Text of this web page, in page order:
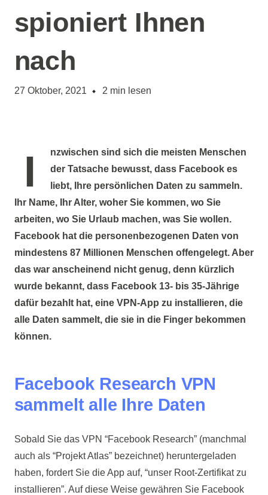
spioniert Ihnen
nach
27 Oktober, 2021 2 min lesen
Inzwischen sind sich die meisten Menschen
der Tatsache bewusst, dass Facebook es
liebt, Ihre persönlichen Daten zu sammeln.
Ihr Name, Ihr Alter, woher Sie kommen, wo Sie
arbeiten, wo Sie Urlaub machen, was Sie wollen.
Facebook hat die personenbezogenen Daten von
mindestens 87 Millionen Menschen offengelegt. Aber
das war anscheinend nicht genug, denn kürzlich
wurde bekannt, dass Facebook 13- bis 35-Jährige
dafür bezahlt hat, eine VPN-App zu installieren, die
alle Daten sammelt, die sie in die Finger bekommen
können.
Facebook Research VPN
sammelt alle Ihre Daten
Sobald Sie das VPN “Facebook Research” (manchmal
auch als “Projekt Atlas” bezeichnet) heruntergeladen
haben, fordert Sie die App auf, “unser Root-Zertifikat zu
installieren”. Auf diese Weise gewähren Sie Facebook